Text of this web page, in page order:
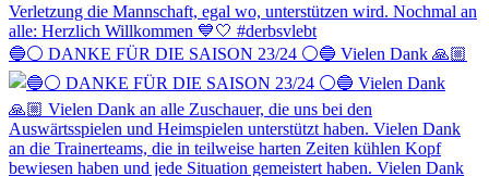
🔵⚪️ DANKE FÜR DIE SAISON 23/24 ⚪️🔵 Vielen Dank 🙏🏼